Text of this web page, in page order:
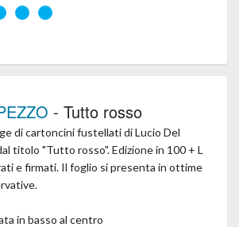
- Tutto rosso
di cartoncini fustellati di Lucio Del
titolo "Tutto rosso". Edizione in 100 + L
e firmati. Il foglio si presenta in ottime
in basso al centro